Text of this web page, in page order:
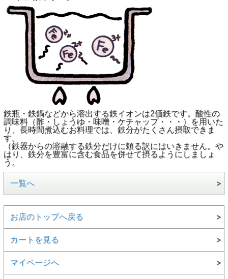
鉄瓶・鉄鍋などから溶出する鉄イオンは2価鉄です。酸性の
調味料（酢・しょうゆ・味噌・ケチャップ・・・）を用いた
り、長時間煮込むお料理では、鉄分がたくさん摂取できま
す。
（鉄器からの溶融する鉄分だけに頼る訳にはいきません。や
はり、鉄分を豊富に含む食品を併せて摂るようにしましょ
う。
一覧へ
お店のトップへ戻る
カートを見る
マイページへ